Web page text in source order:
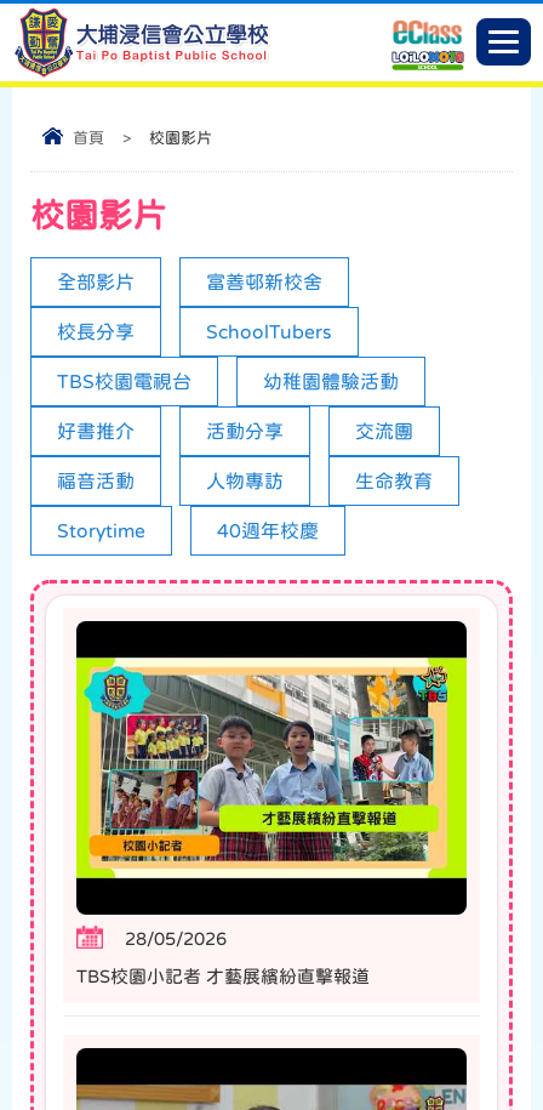
首頁 > 校園影片
校園影片
全部影片 富善邨新校舍
校長分享 SchoolTubers
TBS校園電視台 幼稚園體驗活動
好書推介 活動分享 交流團
福音活動 人物專訪 生命教育
Storytime 40週年校慶
28/05/2026
TBS校園小記者 才藝展繽紛直擊報道